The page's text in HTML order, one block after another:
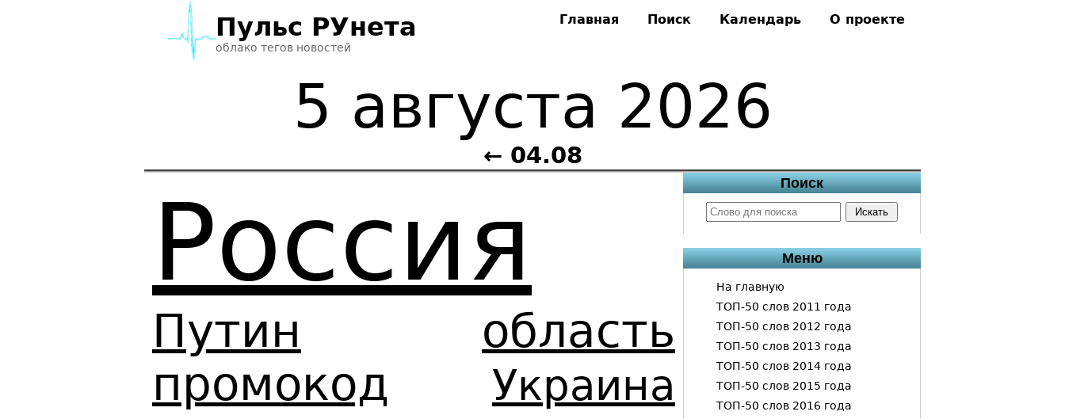
Пульс РУнета
облако тегов новостей
Главная Поиск Календарь О проекте
5 августа 2026
← 04.08
Россия
Путин
область
промокод
Украина
Поиск
Меню
На главную
ТОП-50 слов 2011 года
ТОП-50 слов 2012 года
ТОП-50 слов 2013 года
ТОП-50 слов 2014 года
ТОП-50 слов 2015 года
ТОП-50 слов 2016 года